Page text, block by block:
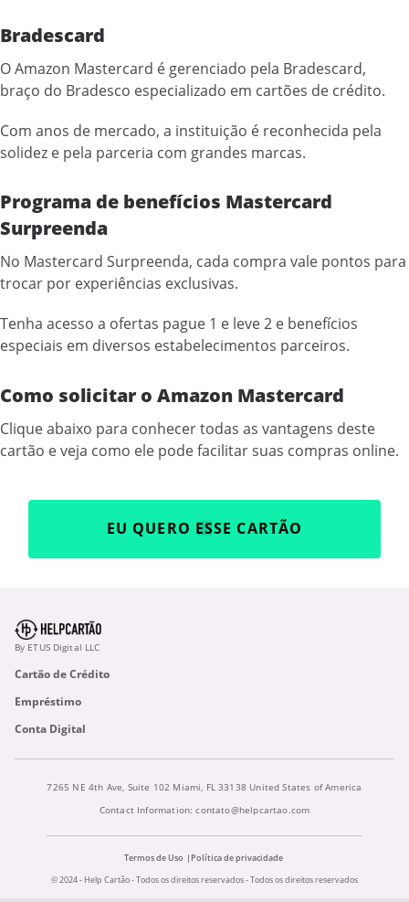
Bradescard
O Amazon Mastercard é gerenciado pela Bradescard,
braço do Bradesco especializado em cartões de crédito.
Com anos de mercado, a instituição é reconhecida pela
solidez e pela parceria com grandes marcas.
Programa de benefícios Mastercard
Surpreenda
No Mastercard Surpreenda, cada compra vale pontos para
trocar por experiências exclusivas.
Tenha acesso a ofertas pague 1 e leve 2 e benefícios
especiais em diversos estabelecimentos parceiros.
Como solicitar o Amazon Mastercard
Clique abaixo para conhecer todas as vantagens deste
cartão e veja como ele pode facilitar suas compras online.
EU QUERO ESSE CARTÃO
By ETUS Digital LLC
Cartão de Crédito
Empréstimo
Conta Digital
7265 NE 4th Ave, Suite 102 Miami, FL 33138 United States of America
Contact Information:contato@helpcartao.com
Termos de Uso
Política de privacidade
© 2024 - Help Cartão - Todos os direitos reservados - Todos os direitos reservados